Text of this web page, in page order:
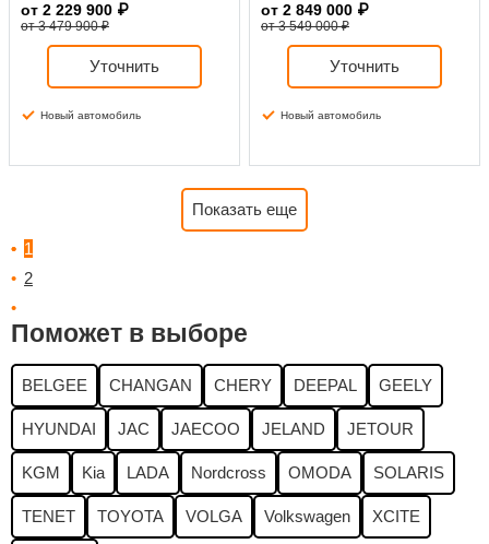
от 2 229 900 ₽
от 3 479 900 ₽
Уточнить
Новый автомобиль
от 2 849 000 ₽
от 3 549 000 ₽
Уточнить
Новый автомобиль
Показать еще
1
2
Поможет в выборе
BELGEE CHANGAN CHERY DEEPAL GEELY
HYUNDAI JAC JAECOO JELAND JETOUR
KGM Kia LADA Nordcross OMODA SOLARIS
TENET TOYOTA VOLGA Volkswagen XCITE